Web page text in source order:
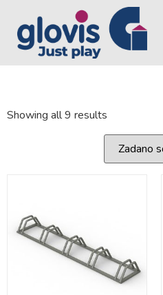
Showing all 9 results